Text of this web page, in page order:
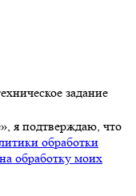
задание
я подтверждаю, что
обработки
обработку моих